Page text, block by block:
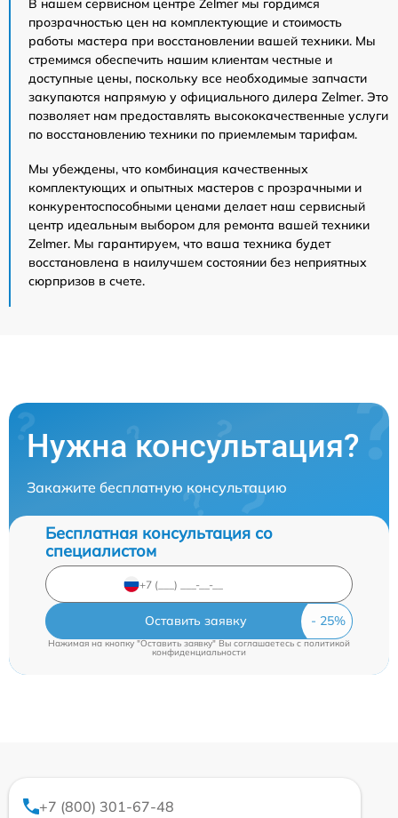
В нашем сервисном центре Zelmer мы гордимся
прозрачностью цен на комплектующие и стоимость
работы мастера при восстановлении вашей техники. Мы
стремимся обеспечить нашим клиентам честные и
доступные цены, поскольку все необходимые запчасти
закупаются напрямую у официального дилера Zelmer. Это
позволяет нам предоставлять высококачественные услуги
по восстановлению техники по приемлемым тарифам.
Мы убеждены, что комбинация качественных
комплектующих и опытных мастеров с прозрачными и
конкурентоспособными ценами делает наш сервисный
центр идеальным выбором для ремонта вашей техники
Zelmer. Мы гарантируем, что ваша техника будет
восстановлена в наилучшем состоянии без неприятных
сюрпризов в счете.
Нужна консультация?
Закажите бесплатную консультацию
Бесплатная консультация со
специалистом
Оставить заявку
Нажимая на кнопку "Оставить заявку" Вы соглашаетесь c политикой
конфиденциальности
+7 (800) 301-67-48